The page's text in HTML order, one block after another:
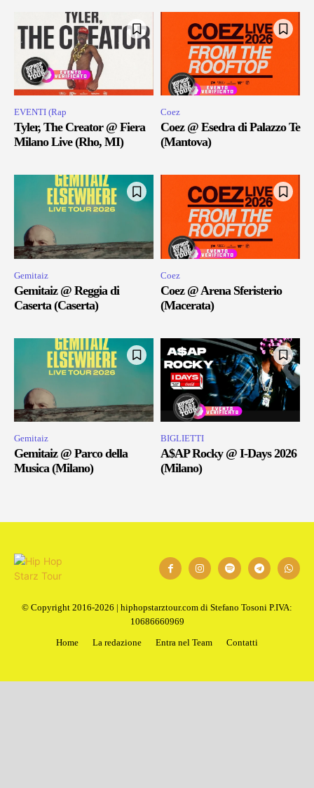
EVENTI (Rap
Tyler, The Creator @ Fiera
Milano Live (Rho, MI)
Coez
Coez @ Esedra di Palazzo Te
(Mantova)
Gemitaiz
Gemitaiz @ Reggia di
Caserta (Caserta)
Coez
Coez @ Arena Sferisterio
(Macerata)
Gemitaiz
Gemitaiz @ Parco della
Musica (Milano)
BIGLIETTI
A$AP Rocky @ I-Days 2026
(Milano)
© Copyright 2016-2026 | hiphopstarztour.com di Stefano Tosoni P.IVA:
10686660969
Home
La redazione Entra nel Team Contatti